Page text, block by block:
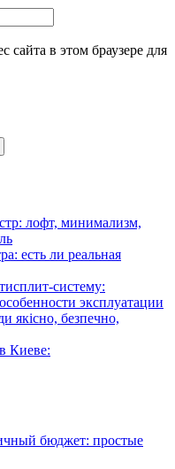
сайта в этом браузере для
лофт, минимализм,
есть ли реальная
систему:
эксплуатации
якісно, безпечно,
Киеве:
бюджет: простые